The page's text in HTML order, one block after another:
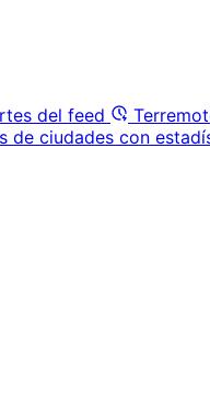
del feed
de ciudades con